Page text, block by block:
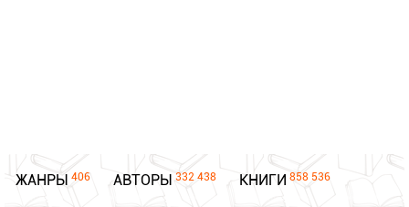
ЖАНРЫ 406 АВТОРЫ 332 438 КНИГИ 858 536